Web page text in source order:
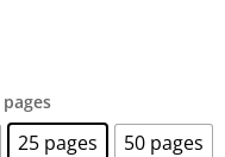
pages
25 pages 50 pages